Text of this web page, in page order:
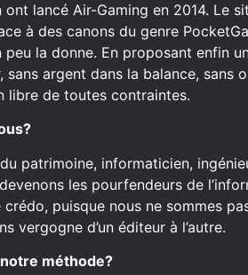
ont lancé Air-Gaming en 2014. Le
à des canons du genre
peu la donne. En proposant enfin
sans argent dans la balance, sans
libre de toutes contraintes.
patrimoine, informaticien,
les pourfendeurs de
puisque nous ne sommes
vergogne d’un éditeur à l’autre.
notre méthode?